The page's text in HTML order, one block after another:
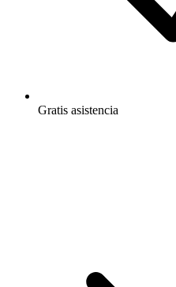
Gratis asistencia